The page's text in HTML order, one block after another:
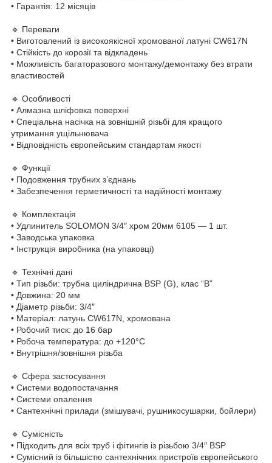
• Гарантія: 12 місяців
🔹 Переваги
• Виготовлений із високоякісної хромованої латуні CW617N
• Стійкість до корозії та відкладень
• Можливість багаторазового монтажу/демонтажу без втрати
властивостей
🔹 Особливості
• Алмазна шліфовка поверхні
• Спеціальна насічка на зовнішній різьбі для кращого
утримання ущільнювача
• Відповідність європейським стандартам якості
🔹 Функції
• Подовження трубних з’єднань
• Забезпечення герметичності та надійності монтажу
🔹 Комплектація
• Удлинитель SOLOMON 3/4″ хром 20мм 6105 — 1 шт.
• Заводська упаковка
• Інструкція виробника (на упаковці)
🔹 Технічні дані
• Тип різьби: трубна циліндрична BSP (G), клас “B”
• Довжина: 20 мм
• Діаметр різьби: 3/4″
• Матеріал: латунь CW617N, хромована
• Робочий тиск: до 16 бар
• Робоча температура: до +120°C
• Внутрішня/зовнішня різьба
🔹 Сфера застосування
• Системи водопостачання
• Системи опалення
• Сантехнічні прилади (змішувачі, рушникосушарки, бойлери)
🔹 Сумісність
• Підходить для всіх труб і фітингів із різьбою 3/4″ BSP
• Сумісний із більшістю сантехнічних пристроїв європейського